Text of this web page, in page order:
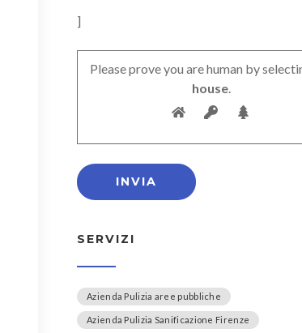
]
Please prove you are human by
house.
SERVIZI
Azienda Pulizia aree pubbliche
Azienda Pulizia Sanificazione Firenze